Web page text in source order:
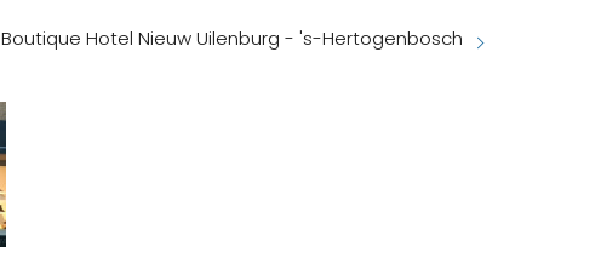
Boutique Hotel Nieuw Uilenburg - 's-Hertogenbosch